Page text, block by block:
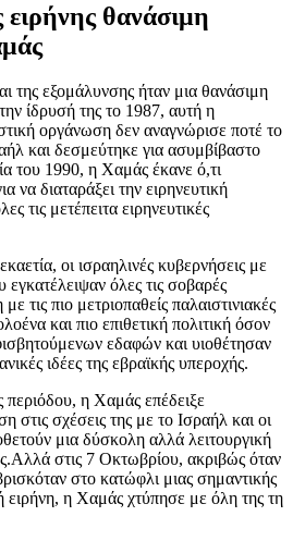
θανάσιμη
της εξομάλυνσης ήταν μια θανάσιμη
ίδρυσή της το 1987, αυτή η
οργάνωση δεν αναγνώρισε ποτέ το
και δεσμεύτηκε για ασυμβίβαστο
του 1990, η Χαμάς έκανε ό,τι
να διαταράξει την ειρηνευτική
τις μετέπειτα ειρηνευτικές
οι ισραηλινές κυβερνήσεις με
εγκατέλειψαν όλες τις σοβαρές
τις πιο μετριοπαθείς παλαιστινιακές
και πιο επιθετική πολιτική όσον
εδαφών και υιοθέτησαν
ιδέες της εβραϊκής υπεροχής.
περιόδου, η Χαμάς επέδειξε
στις σχέσεις της με το Ισραήλ και οι
μια δύσκολη αλλά λειτουργική
στις 7 Οκτωβρίου, ακριβώς όταν
στο κατώφλι μιας σημαντικής
ειρήνη, η Χαμάς χτύπησε με όλη της τη